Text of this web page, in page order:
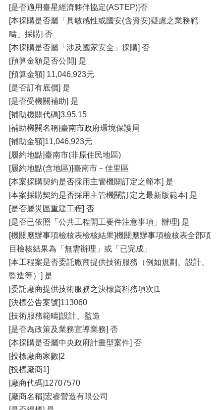
[是否適用臺星經濟夥伴協定(ASTEP)]否
[本採購是否屬「具敏感性或國安(含資安)疑慮之業務範
疇」採購] 否
[本採購是否屬「涉及國家安全」採購] 否
[預算金額是否公開] 是
[預算金額] 11,046,923元
[是否訂有底價] 是
[是否受機關補助] 是
[補助機關代碼]3.95.15
[補助機關名稱]臺南市政府環境保護局
[補助金額]11,046,923元
[履約地點]臺南市(非原住民地區)
[履約地點(含地區)]臺南市－佳里區
[本案採購契約是否採用主管機關訂定之範本] 是
[本案採購契約是否採用主管機關訂定之最新版範本] 是
[是否屬災區重建工程] 否
[是否已依照「公共工程開工要件注意事項」辦理] 是
[機關應辦事項檢核表檢核結果]機關應辦事項檢核表全部項
目檢核結果為「無需辦理」或「已完成」
[本工程案是否委託廠商提供技術服務（例如規劃、設計、
監造等）] 是
[委託廠商提供技術服務之決標資料務項次]1
[決標公告案號]113060
[技術服務範疇]設計、監造
[是否為政策及業務宣導業務] 否
[本採購是否屬中央政府計畫型案件] 否
[投標廠商家數]2
[投標廠商1]
[廠商代碼]12707570
[廠商名稱]宏睿營造有限公司